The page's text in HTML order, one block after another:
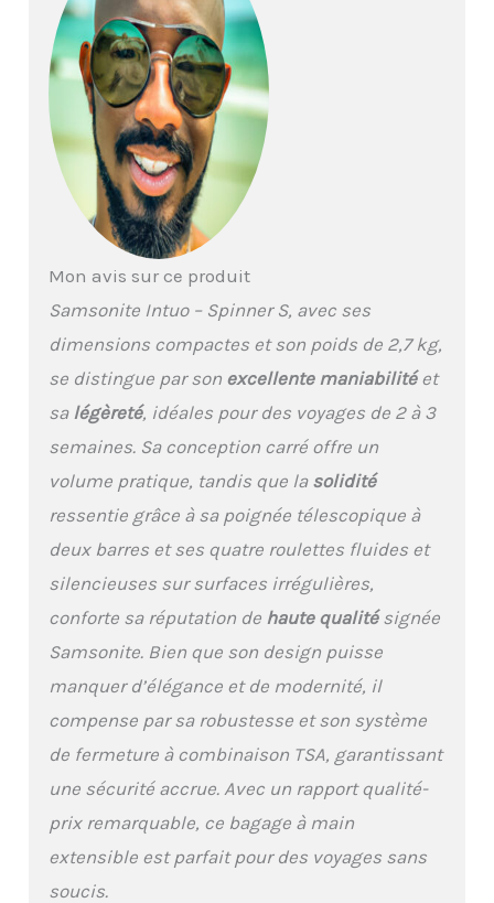
d'emballage encastrées
et réglables qui
garantissent que vos
affaires ne glissent pas
Les roues doubles
faciles à utiliser
garantissent un
transport facile + Toutes
les tailles ont une
polypropylène léger et
résistant aux rayures +
intérieur en partie
fabriqué à partir de
matériaux recyclés
Mon avis sur ce produit
Samsonite Intuo – Spinner S, avec ses
dimensions compactes et son poids de 2,7 kg,
se distingue par son excellente maniabilitéet
sa légèreté, idéales pour des voyages de 2 à 3
semaines. Sa conception carré offre un
volume pratique, tandis que la solidité
ressentie grâce à sa poignée télescopique à
deux barres et ses quatre roulettes fluides et
silencieuses sur surfaces irrégulières,
conforte sa réputation de haute qualitésignée
Samsonite. Bien que son design puisse
manquer d’élégance et de modernité, il
compense par sa robustesse et son système
de fermeture à combinaison TSA, garantissant
une sécurité accrue. Avec un rapport qualité-
prix remarquable, ce bagage à main
extensible est parfait pour des voyages sans
soucis.